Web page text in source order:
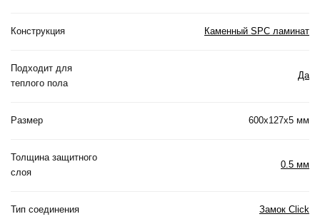
Конструкция Каменный SPC ламинат
Подходит для
теплого пола
Да
Размер 600x127x5 мм
Толщина защитного
слоя
0.5 мм
Тип соединения Замок Click